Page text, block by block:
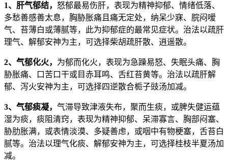
1、肝气郁结， 怒郁最易伤肝，表现为精神抑郁、情绪低落、
多愁善感善太息，胸胁胀痛且痛无定处，纳呆少寐、脘闷嗳
气、苔薄白或薄腻等，此为抑郁症的最常见症状。治法以疏肝
理气、解郁安神为主，可选择柴胡疏肝散、逍遥散。
2、气郁化火， 为郁而化火，表现为急躁易怒、失眠头痛、胸
胁胀痛、口苦口干或目赤耳鸣、舌红苔黄等。治法以疏肝解
郁、泻火安神为主，可选择四逆散合栀子豉汤加减。
3、气郁痰凝， 气滞导致津液失布，聚而生痰，或脾失健运蕴
湿为痰，痰阻清窍，表现为精神抑郁、呆滞寡言、胸部闷塞、
胁肋胀满，或表情淡漠、多疑善虑，或咽中有物梗塞，舌苔白
腻等。治法以理气化痰、解郁安神为主，可选择桂枝半夏汤加
减。